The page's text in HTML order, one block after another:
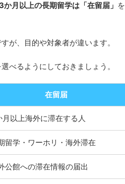
月以上の長期留学は「在留届」 を
が、目的や対象者が違います。
べるようにしておきましょう。
在留届
月以上海外に滞在する人
留学・ワーホリ・海外滞在
公館への滞在情報の届出